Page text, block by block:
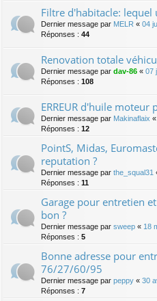
Filtre d'habitacle: lequel
Dernier message par MELR « 04
Réponses : 44
Renovation totale
Dernier message par dav-86 « 07
Réponses : 108
ERREUR d'huile moteur
Dernier message par Makinaflaix «
Réponses : 12
PointS, Midas,
reputation ?
Dernier message par the_squal31
Réponses : 11
Garage pour entretien
bon ?
Dernier message par sweep « 18
Réponses : 5
Bonne adresse pour
76/27/60/95
Dernier message par peppy « 30
Réponses : 7